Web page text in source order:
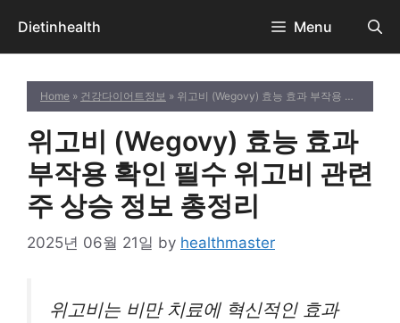
content
Dietinhealth Menu
Home » 건강다이어트정보 » 위고비 (Wegovy) 효능 효과 부작용 확인 필수 위고비 관련주 상승 정보 총정리
위고비 (Wegovy) 효능 효과
부작용 확인 필수 위고비 관련
주 상승 정보 총정리
2025년 06월 21일 by healthmaster
위고비는 비만 치료에 혁신적인 효과